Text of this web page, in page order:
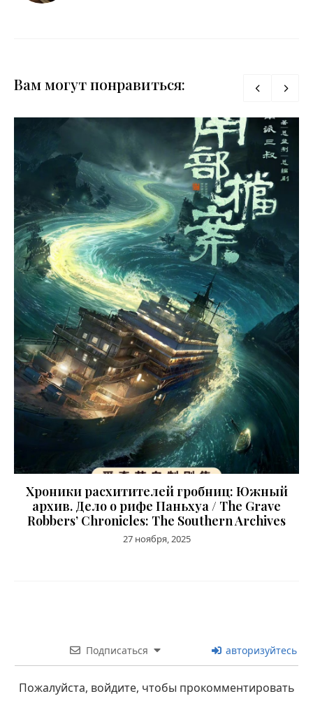
Вам могут понравиться:
Хроники расхитителей гробниц: Южный
архив. Дело о рифе Паньхуа / The Grave
Robbers’ Chronicles: The Southern Archives
27 ноября, 2025
Подписаться авторизуйтесь
Пожалуйста, войдите, чтобы прокомментировать